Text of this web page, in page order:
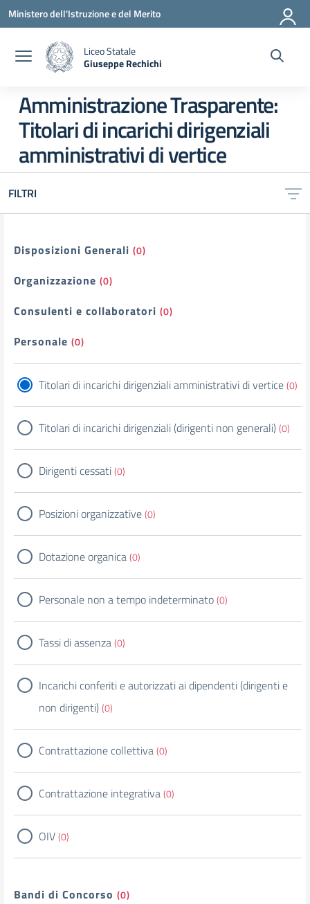
Vai ai contenuti
Vai al menu di navigazione
Vai al footer
Ministero dell'Istruzione e del Merito
Liceo Statale
Giuseppe Rechichi
Amministrazione Trasparente:
Titolari di incarichi dirigenziali
amministrativi di vertice
FILTRI
Filtri
Disposizioni Generali (0)
Organizzazione (0)
Consulenti e collaboratori (0)
Personale (0)
Titolari di incarichi dirigenziali amministrativi di vertice(0)
Titolari di incarichi dirigenziali (dirigenti non generali)(0)
Dirigenti cessati(0)
Posizioni organizzative(0)
Dotazione organica(0)
Personale non a tempo indeterminato(0)
Tassi di assenza(0)
Incarichi conferiti e autorizzati ai dipendenti (dirigenti e
non dirigenti)(0)
Contrattazione collettiva(0)
Contrattazione integrativa(0)
OIV(0)
Bandi di Concorso (0)